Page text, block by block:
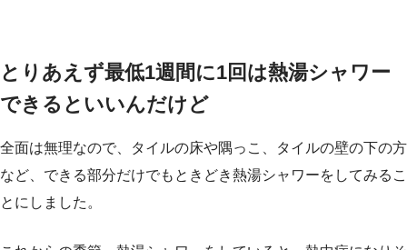
とりあえず最低1週間に1回は熱湯シャワー
できるといいんだけど
全面は無理なので、タイルの床や隅っこ、タイルの壁の下の方
など、できる部分だけでもときどき熱湯シャワーをしてみるこ
とにしました。